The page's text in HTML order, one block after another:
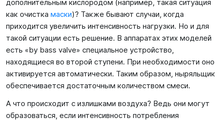
дополнительным кислородом (например, такая ситуация
как очистка маски)? Также бывают случаи, когда
приходится увеличить интенсивность нагрузки. Но и для
такой ситуации есть решение. В аппаратах этих моделей
есть «by bass valve» специальное устройство,
находящиеся во второй ступени. При необходимости оно
активируется автоматически. Таким образом, ныряльщик
обеспечивается достаточным количеством смеси.
А что происходит с излишками воздуха? Ведь они могут
образоваться, если интенсивность потребления